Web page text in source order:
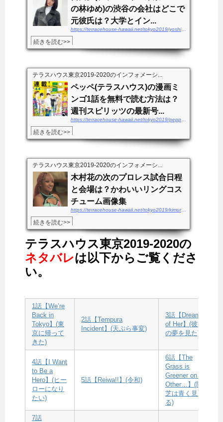
の林ゆめ)の渋谷の会社はどこで
元彼氏は？大学とイン...
https://terracehouse-hawaii.net/tokyo2019/yoshidayume-kaisha
続きを読む>>
テラスハウス東京2019-2020のインフォメーシ...
ペッペ(テラスハウス)の漫画ミ
ンゴ1話を無料で読む方法は？
週刊スピリッツの最新号...
続きを読む>>
テラスハウス東京2019-2020のインフォメーシ...
木村花の次のプロレス試合日程
と会場は？かわいいリングコス
チューム画像集
https://terracehouse-hawaii.net/tokyo2019/kimurahana-shiainittei
続きを読む>>
テラスハウス東京2019-2020の
ネタバレは以下からご覧くださ
い。
1話【We’re
Back in
Tokyo】(東
京に帰って
きた)
2話【Tempura
Incident】(天ぷら事変)
3話【Dreamed
of Her】(彼女
の夢を見た)
4話【I Want
to Be a
Hero】(ヒー
ローになり
たい)
5話【Reiwa!!】(令和)
6話【The
Grass is
Greener on the
Other…】(隣の
芝は青く見え
る)
7話